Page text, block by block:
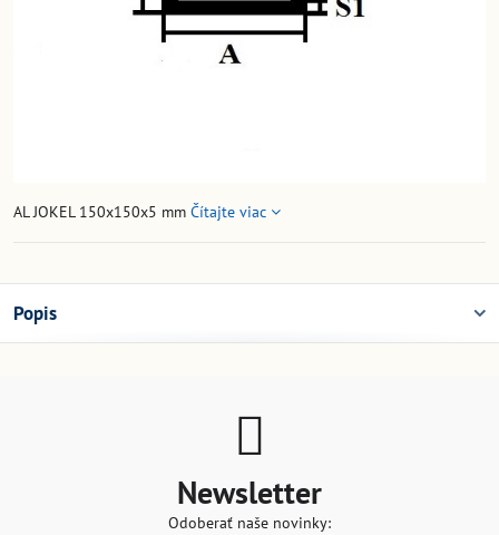
AL JOKEL 150x150x5 mm Čítajte viac
Popis
Newsletter
Odoberať naše novinky: